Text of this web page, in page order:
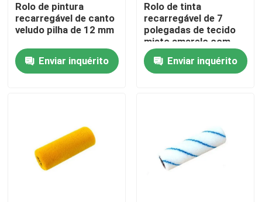
Casa
Produtos
Fábrica
Rolo de pintura
recarregável de canto
veludo pilha de 12 mm
Enviar inquérito
Rolo de tinta
recarregável de 7
polegadas de tecido
misto amarelo com
alça
Enviar inquérito